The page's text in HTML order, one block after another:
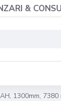
&
1300mm, 7380